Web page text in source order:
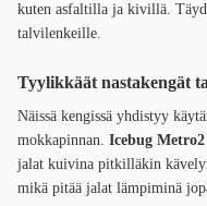
kuten asfaltilla ja kivillä.
talvilenkeille.
Tyylikkäät nastakengät
Näissä kengissä yhdistyy
mokkapinnan. Icebug Metro2
jalat kuivina pitkilläkin
mikä pitää jalat lämpiminä